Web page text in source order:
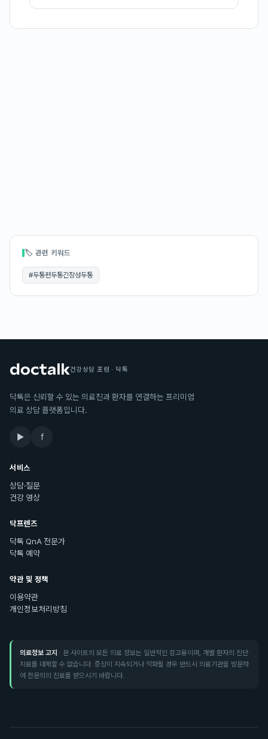
🏷 관련 키워드
#두통편두통긴장성두통
건강상담 포럼 · 닥톡
닥톡은 신뢰할 수 있는 의료진과 환자를 연결하는 프리미엄
의료 상담 플랫폼입니다.
▶ f
서비스
상담·질문
건강 영상
닥프렌즈
닥톡 QnA 전문가
닥톡 예약
약관 및 정책
이용약관
개인정보처리방침
의료정보 고지 · 본 사이트의 모든 의료 정보는 일반적인 참고용이며, 개별 환자의 진단·
치료를 대체할 수 없습니다. 증상이 지속되거나 악화될 경우 반드시 의료기관을 방문하
여 전문의의 진료를 받으시기 바랍니다.